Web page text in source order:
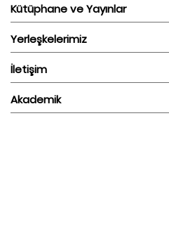
Kütüphane ve Yayınlar
Yerleşkelerimiz
İletişim
Akademik